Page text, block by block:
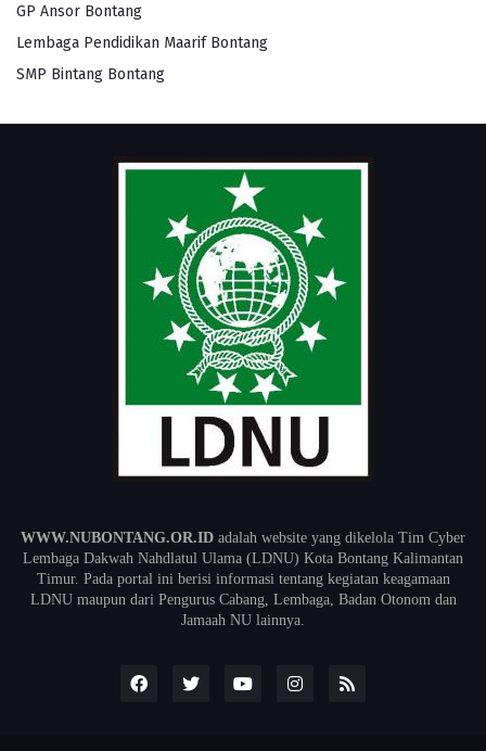
GP Ansor Bontang
Lembaga Pendidikan Maarif Bontang
SMP Bintang Bontang
WWW.NUBONTANG.OR.ID adalah website yang dikelola Tim Cyber
Lembaga Dakwah Nahdlatul Ulama (LDNU) Kota Bontang Kalimantan
Timur. Pada portal ini berisi informasi tentang kegiatan keagamaan
LDNU maupun dari Pengurus Cabang, Lembaga, Badan Otonom dan
Jamaah NU lainnya.